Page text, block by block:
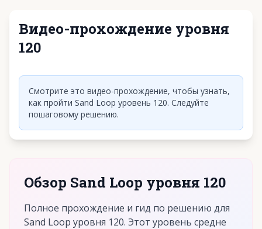
Видео-прохождение уровня
120
Смотрите это видео-прохождение, чтобы узнать,
как пройти Sand Loop уровень 120. Следуйте
пошаговому решению.
Обзор Sand Loop уровня 120
Полное прохождение и гид по решению для
Sand Loop уровня 120. Этот уровень средне